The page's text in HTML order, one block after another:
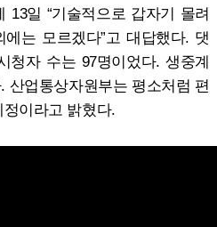
13일 “기술적으로 갑자기 몰려
는 모르겠다”고 대답했다. 댓
청자 수는 97명이었다. 생중계
산업통상자원부는 평소처럼 편
이라고 밝혔다.